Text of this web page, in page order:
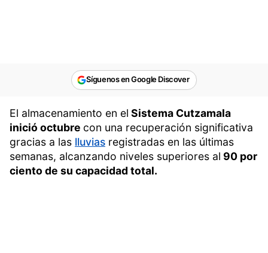
Síguenos en Google Discover
El almacenamiento en el Sistema Cutzamala
inició octubre con una recuperación significativa
gracias a las lluvias registradas en las últimas
semanas, alcanzando niveles superiores al 90 por
ciento de su capacidad total.